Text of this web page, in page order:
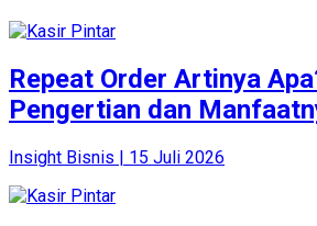
Repeat Order Artinya
Pengertian dan
Insight Bisnis | 15 Juli 2026